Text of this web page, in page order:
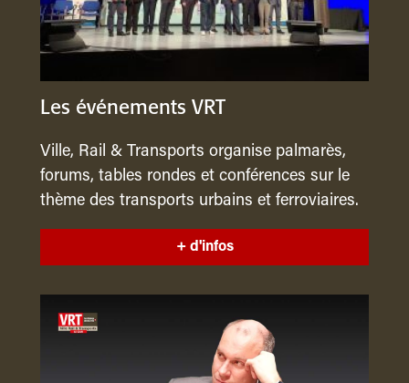
Les événements VRT
Ville, Rail & Transports organise palmarès,
forums, tables rondes et conférences sur le
thème des transports urbains et ferroviaires.
+ d'infos